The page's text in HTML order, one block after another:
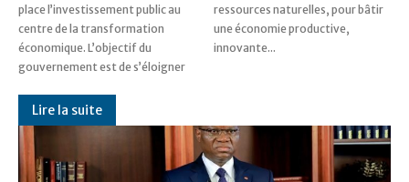
place l’investissement public au
centre de la transformation
économique. L’objectif du
gouvernement est de s’éloigner
ressources naturelles, pour bâtir
une économie productive,
innovante...
Lire la suite